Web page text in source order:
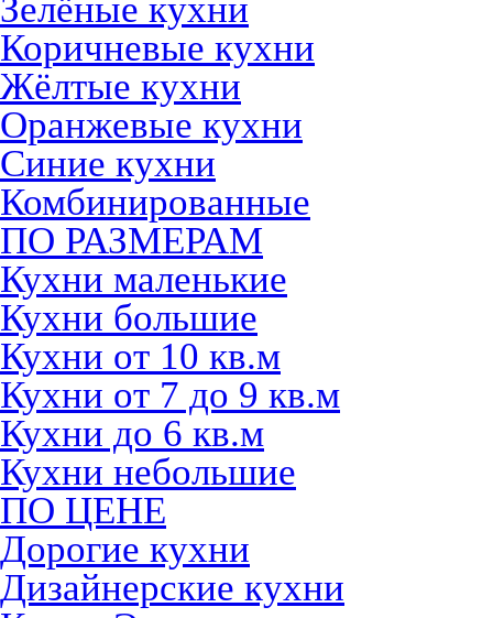
Зелёные кухни
Коричневые кухни
Жёлтые кухни
Оранжевые кухни
Синие кухни
Комбинированные
ПО РАЗМЕРАМ
Кухни маленькие
Кухни большие
Кухни от 10 кв.м
Кухни от 7 до 9 кв.м
Кухни до 6 кв.м
Кухни небольшие
ПО ЦЕНЕ
Дорогие кухни
Дизайнерские кухни